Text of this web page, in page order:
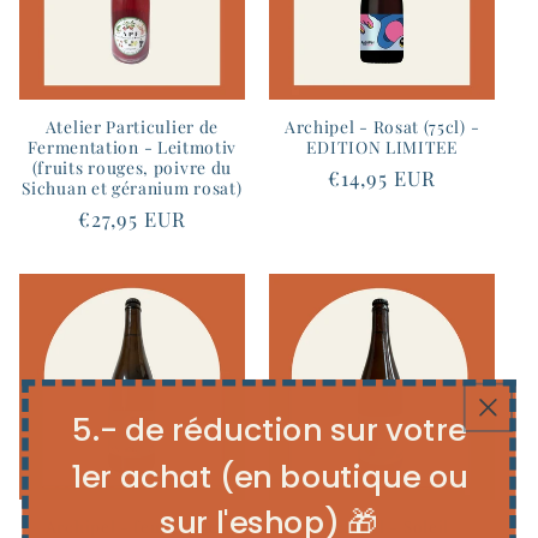
Atelier Particulier de
Fermentation - Leitmotiv
(fruits rouges, poivre du
Sichuan et géranium rosat)
Prix
€27,95 EUR
Archipel - Rosat (75cl) -
EDITION LIMITEE
Prix
€14,95 EUR
Archipel - feuilles de
Archipel - Soleil
5.- de réduction sur votre
1er achat (en boutique ou
sur l'eshop) 🎁